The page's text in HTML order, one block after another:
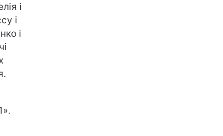
і
і
і